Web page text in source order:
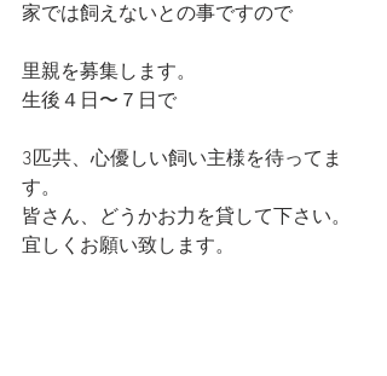
家では飼えないとの事ですので
里親を募集します。
生後４日〜７日で
3匹共、心優しい飼い主様を待ってま
す。
皆さん、どうかお力を貸して下さい。
宜しくお願い致します。